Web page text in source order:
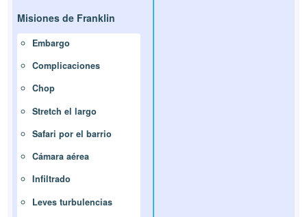
Misiones de Franklin
Embargo
Complicaciones
Chop
Stretch el largo
Safari por el barrio
Cámara aérea
Infiltrado
Leves turbulencias